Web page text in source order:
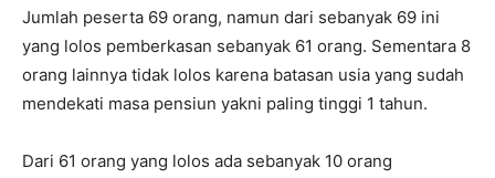
Jumlah peserta 69 orang, namun dari sebanyak 69 ini
yang lolos pemberkasan sebanyak 61 orang. Sementara 8
orang lainnya tidak lolos karena batasan usia yang sudah
mendekati masa pensiun yakni paling tinggi 1 tahun.
Dari 61 orang yang lolos ada sebanyak 10 orang